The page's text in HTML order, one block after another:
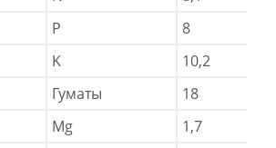
P
8
K
10,2
Гуматы
18
Mg
1,7